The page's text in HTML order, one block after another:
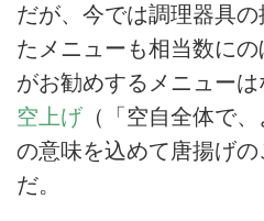
だが、今では調理器具の
たメニューも相当数に
がお勧めするメニュー
空上げ（「空自全体で
の意味を込めて唐揚げの
だ。